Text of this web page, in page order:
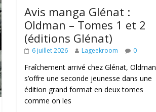
Avis manga Glénat :
Oldman – Tomes 1 et 2
(éditions Glénat)
6 juillet 2026 Lageekroom 0
Fraîchement arrivé chez Glénat, Oldman
s’offre une seconde jeunesse dans une
édition grand format en deux tomes
comme on les